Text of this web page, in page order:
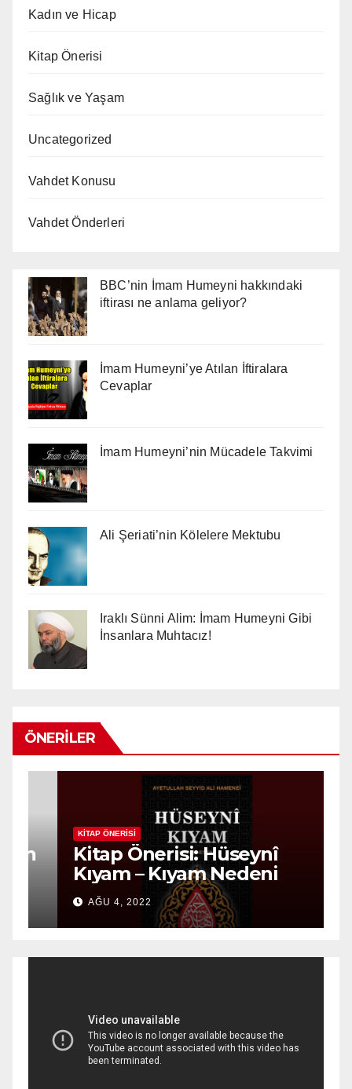
Kadın ve Hicap
Kitap Önerisi
Sağlık ve Yaşam
Uncategorized
Vahdet Konusu
Vahdet Önderleri
BBC’nin İmam Humeyni hakkındaki
iftirası ne anlama geliyor?
İmam Humeyni’ye Atılan İftiralara
Cevaplar
İmam Humeyni’nin Mücadele Takvimi
Ali Şeriati’nin Kölelere Mektubu
Iraklı Sünni Alim: İmam Humeyni Gibi
İnsanlara Muhtacız!
ÖNERILER
KITAP ÖNERISI
Kitap Önerisi: Hüseynî
Kıyam – Kıyam Nedeni
AĞU 4, 2022